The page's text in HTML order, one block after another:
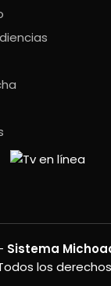
Sistema
los